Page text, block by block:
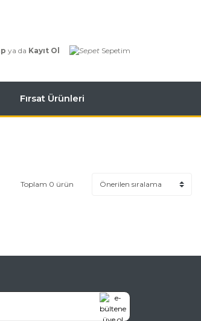
ya da Kayıt Ol Sepetim
Fırsat Ürünleri
Toplam 0 ürün